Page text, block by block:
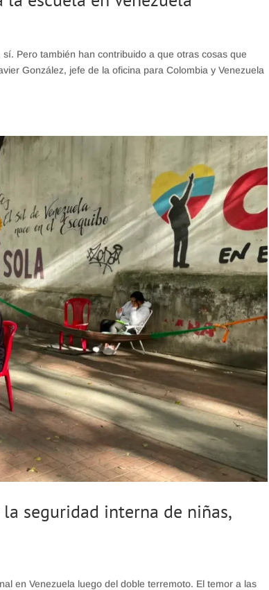
Pero también han contribuido a que otras cosas que
González, jefe de la oficina para Colombia y Venezuela
seguridad interna de niñas,
en Venezuela luego del doble terremoto. El temor a las